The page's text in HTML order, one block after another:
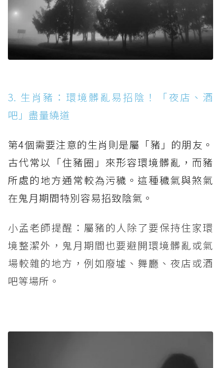
3. 生肖豬：環境髒亂易招陰！「夜店、酒
吧」盡量繞道
第4個需要注意的生肖則是屬「豬」的朋友。
古代常以「住豬圈」來形容環境髒亂，而豬
所處的地方通常較為污穢。這種穢氣與煞氣
在鬼月期間特別容易招致陰氣。
小孟老師提醒：屬豬的人除了要保持住家環
境整潔外，鬼月期間也要避開環境髒亂或氣
場較雜的地方，例如廢墟、舞廳、夜店或酒
吧等場所。